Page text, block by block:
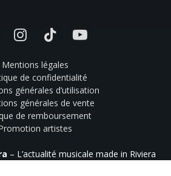
InstagramTikTok YouTube
Mentions légales
de confidentialité
générales d’utilisation
générales de vente
de remboursement
artistes
– L’actualité musicale made in Riviera